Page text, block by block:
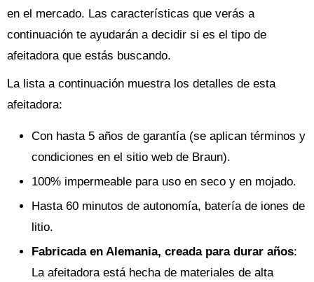
en el mercado. Las características que verás a
continuación te ayudarán a decidir si es el tipo de
afeitadora que estás buscando.
La lista a continuación muestra los detalles de esta
afeitadora:
Con hasta 5 años de garantía (se aplican términos y
condiciones en el sitio web de Braun).
100% impermeable para uso en seco y en mojado.
Hasta 60 minutos de autonomía, batería de iones de
litio.
Fabricada en Alemania, creada para durar años:
La afeitadora está hecha de materiales de alta